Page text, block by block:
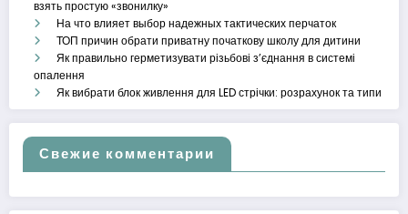
взять простую «звонилку»
На что влияет выбор надежных тактических перчаток
ТОП причин обрати приватну початкову школу для дитини
Як правильно герметизувати різьбові з’єднання в системі
опалення
Як вибрати блок живлення для LED стрічки: розрахунок та типи
Свежие комментарии